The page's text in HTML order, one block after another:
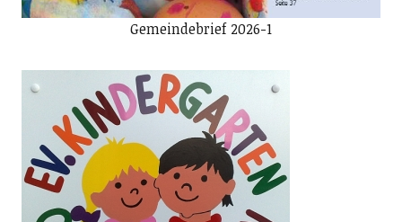
Gemeindebrief 2026-1